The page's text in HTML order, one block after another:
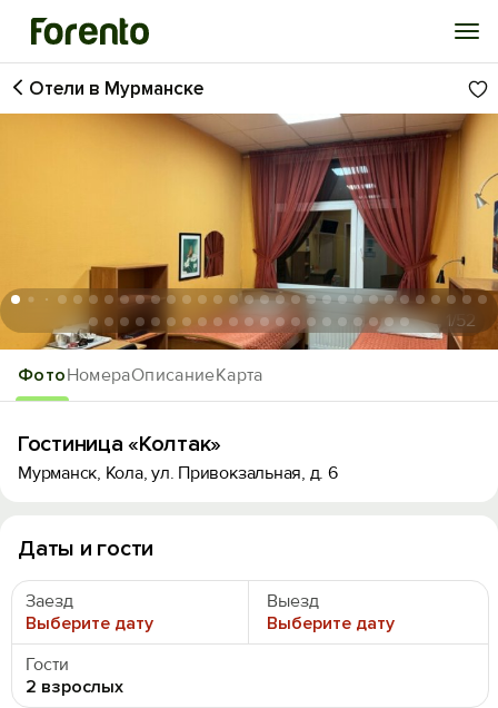
Войти
История просмотра
Добавить свой объект
ФотоНомераОписаниеКарта
Отели в Мурманске
1/52
Гостиница «Колтак»
Мурманск, Кола, ул. Привокзальная, д. 6
Даты и гости
Заезд
Выберите дату
Выезд
Выберите дату
Гости
2 взрослых